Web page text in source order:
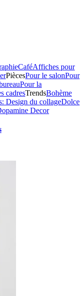
CaféAffiches pour
PiècesPour le salonPour
Pour la
cadresTrendsBohème
Design du collageDolce
Decor